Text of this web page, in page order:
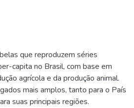
que reproduzem séries
capita no Brasil, com base em
agrícola e da produção animal.
mais amplos, tanto para o País
suas principais regiões.